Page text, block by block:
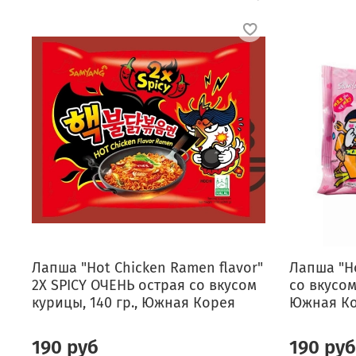
Лапша "Hot Chicken Ramen flavor"
2X SPICY ОЧЕНЬ острая со вкусом
курицы, 140 гр., Южная Корея
190 руб
Лапша
со
Южная
190 руб